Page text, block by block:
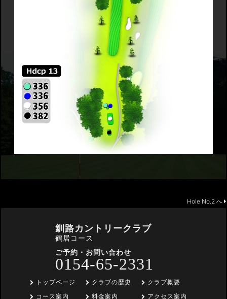
Hole No.2 へ
釧路カントリークラブ
鶴居コース
ご予約・お問い合わせ
0154-65-2331
トップページ
コース案内
クラブの歴史
料金案内
クラブ概要
アクセス案内